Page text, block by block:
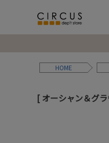
HOME
オーシャン＆グ